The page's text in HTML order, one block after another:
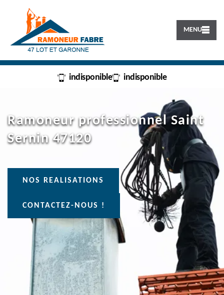
MENU
indisponible indisponible
Ramoneur professionnel Saint
Sernin 47120
NOS REALISATIONS
CONTACTEZ-NOUS !